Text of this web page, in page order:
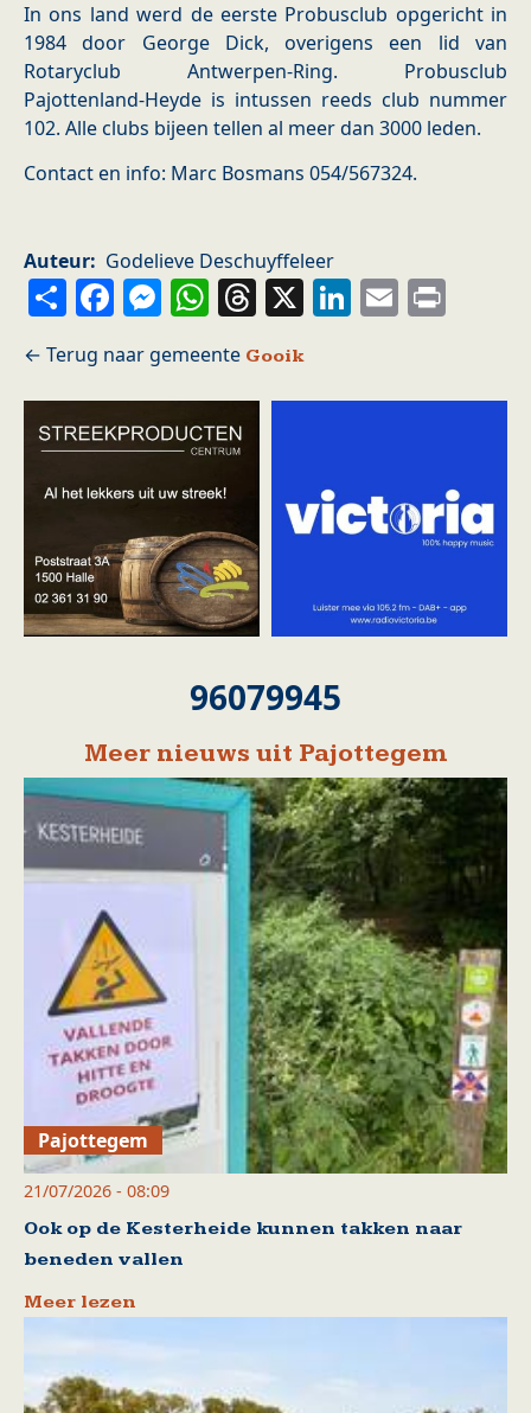
In ons land werd de eerste Probusclub opgericht in
1984 door George Dick, overigens een lid van
Rotaryclub Antwerpen-Ring. Probusclub
Pajottenland-Heyde is intussen reeds club nummer
102. Alle clubs bijeen tellen al meer dan 3000 leden.
Contact en info: Marc Bosmans 054/567324.
Auteur Godelieve Deschuyffeleer
ShareFacebook
Messenger
WhatsApp
Threads
X LinkedIn
Email
Gooik
96079945
Meer nieuws uit Pajottegem
Pajottegem
21/07/2026 - 08:09
Ook op de Kesterheide kunnen takken naar
beneden vallen
Meer lezen